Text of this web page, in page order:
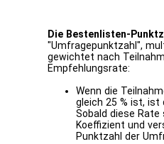
Die Bestenlisten-
"Umfragepunktzahl",
gewichtet nach
Empfehlungsrate:
Wenn die
gleich 25 % ist, ist
Sobald diese
Koeffizient und
Punktzahl der